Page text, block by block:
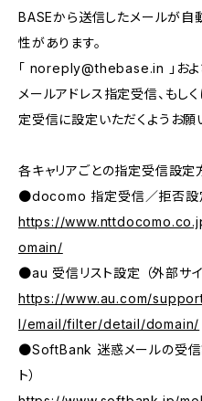
BASEから送信したメールが
性があります。
「 noreply@thebase.in 」お
メールアドレス指定受信、もし
定受信に設定いただくようお願
各キャリアごとの指定受信設定
●docomo 指定受信／拒否設定
https://
omain/
●au 受信リスト設定 （外部サイ
https://www.au.com/
l/email/filter/detail/domain/
●SoftBank 迷惑メールの受信
ト）